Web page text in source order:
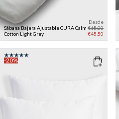
Sábana Bajera Ajustable CURA Calm
Cotton Light Grey
Desde
€65.00
€45.50
-20%